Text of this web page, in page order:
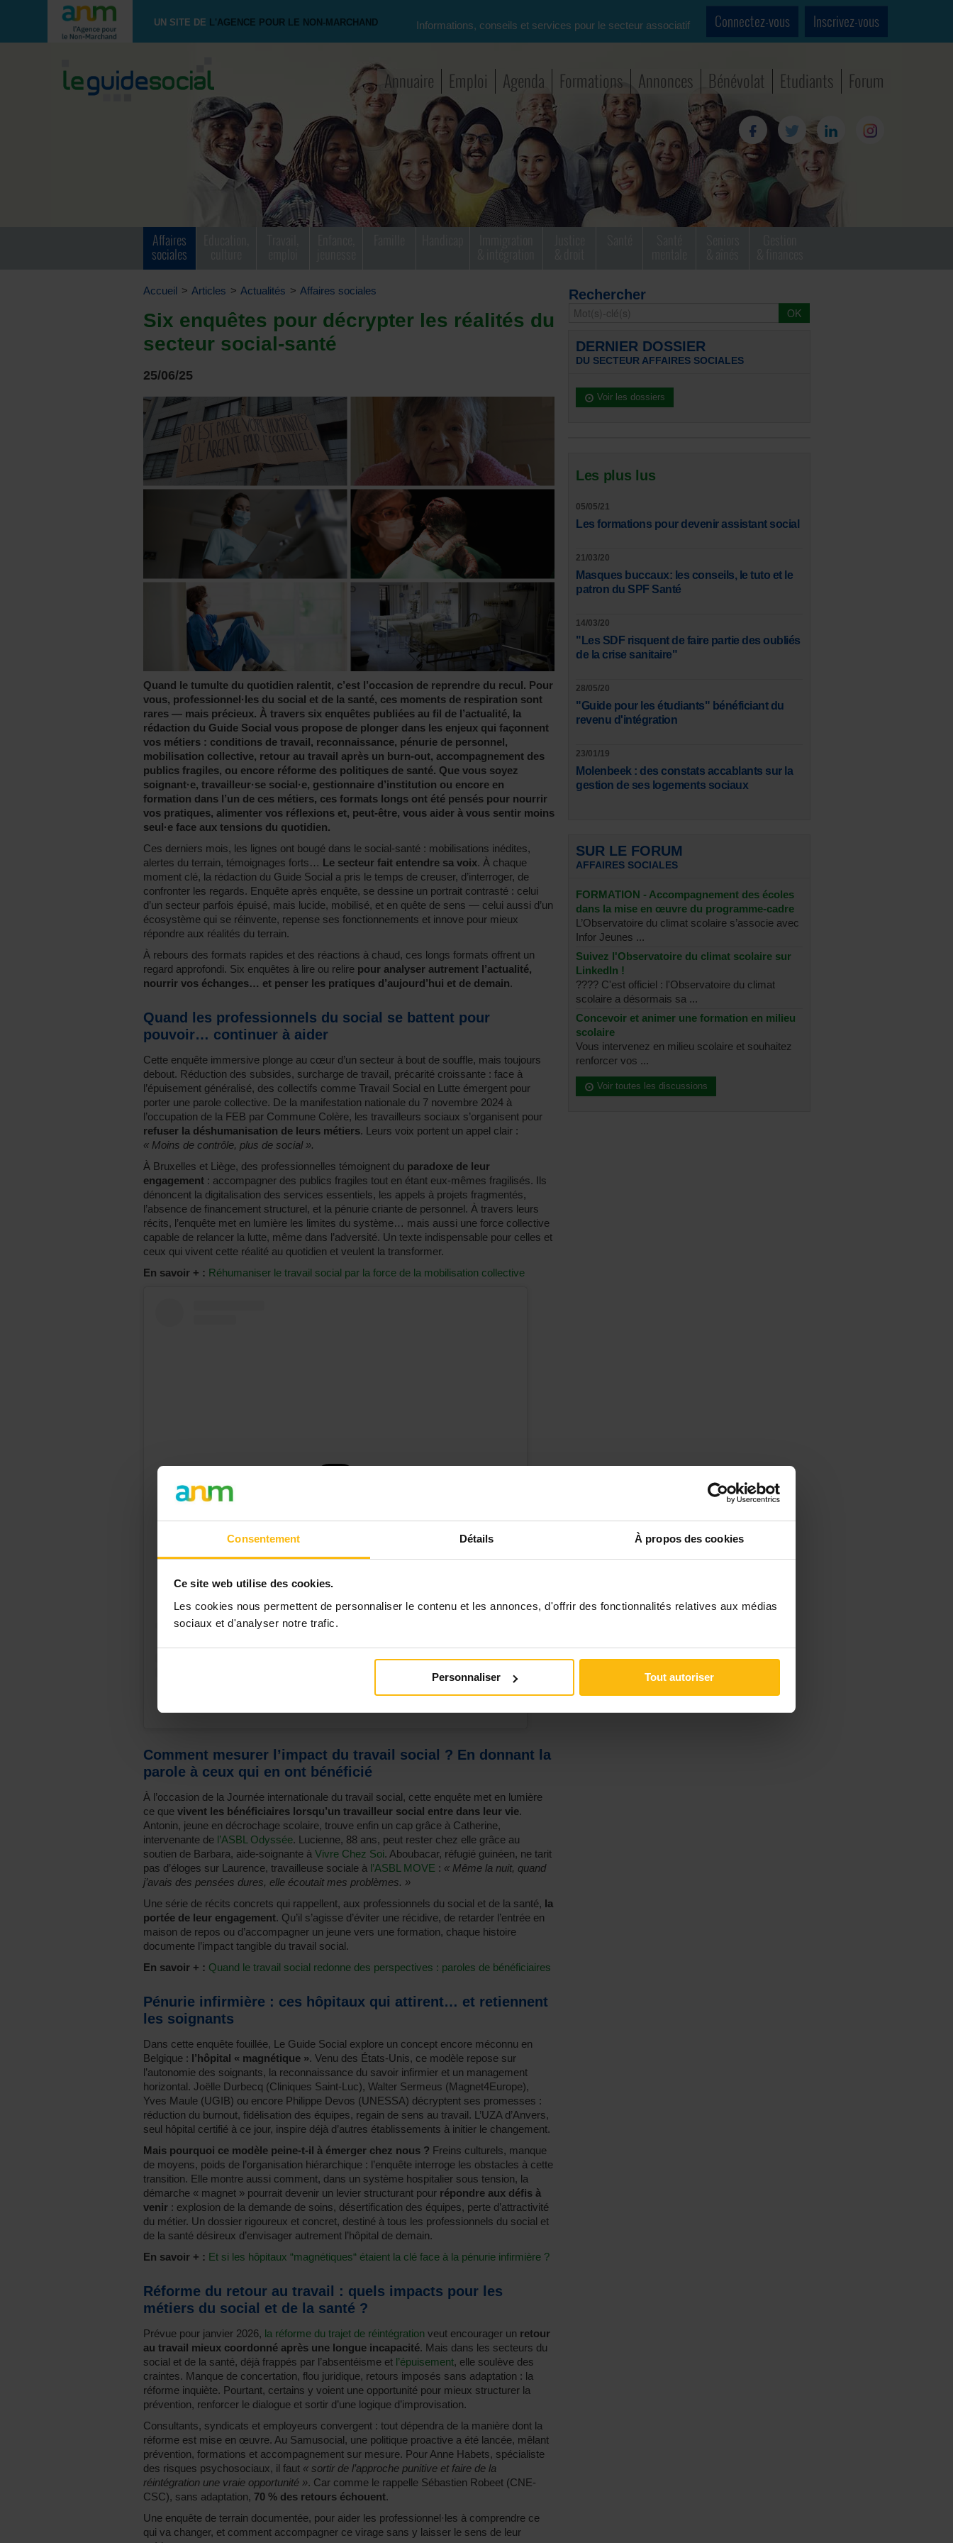
Consentement Détails À propos des cookies
Ce site web utilise des cookies.
Les cookies nous permettent de personnaliser le contenu et les annonces, d'offrir des fonctionnalités relatives aux médias
sociaux et d'analyser notre trafic.
Personnaliser Tout autoriser
UN SITE DE L'AGENCE POUR LE NON-MARCHAND Informations, conseils et services pour le secteur associatif Connectez-vous Inscrivez-vous
Annuaire Emploi Agenda Formations Annonces Bénévolat Etudiants Forum
Affaires
sociales
Accueil > Articles > Actualités > Affaires sociales
Six enquêtes pour décrypter les réalités du
secteur social-santé
25/06/25
Quand le tumulte du quotidien ralentit, c’est l’occasion de reprendre du recul. Pour
vous, professionnel·les du social et de la santé, ces moments de respiration sont
rares — mais précieux. À travers six enquêtes publiées au fil de l’actualité, la
rédaction du Guide Social vous propose de plonger dans les enjeux qui façonnent
vos métiers : conditions de travail, reconnaissance, pénurie de personnel,
mobilisation collective, retour au travail après un burn-out, accompagnement des
publics fragiles, ou encore réforme des politiques de santé. Que vous soyez
soignant·e, travailleur·se social·e, gestionnaire d’institution ou encore en
formation dans l’un de ces métiers, ces formats longs ont été pensés pour nourrir
vos pratiques, alimenter vos réflexions et, peut-être, vous aider à vous sentir moins
seul·e face aux tensions du quotidien.
Ces derniers mois, les lignes ont bougé dans le social-santé : mobilisations inédites,
alertes du terrain, témoignages forts… Le secteur fait entendre sa voix. À chaque
moment clé, la rédaction du Guide Social a pris le temps de creuser, d’interroger, de
confronter les regards. Enquête après enquête, se dessine un portrait contrasté : celui
d’un secteur parfois épuisé, mais lucide, mobilisé, et en quête de sens — celui aussi d’un
écosystème qui se réinvente, repense ses fonctionnements et innove pour mieux
répondre aux réalités du terrain.
À rebours des formats rapides et des réactions à chaud, ces longs formats offrent un
regard approfondi. Six enquêtes à lire ou relire pour analyser autrement l’actualité,
nourrir vos échanges… et penser les pratiques d’aujourd’hui et de demain.
Quand les professionnels du social se battent pour
pouvoir… continuer à aider
Cette enquête immersive plonge au cœur d’un secteur à bout de souffle, mais toujours
debout. Réduction des subsides, surcharge de travail, précarité croissante : face à
l’épuisement généralisé, des collectifs comme Travail Social en Lutte émergent pour
porter une parole collective. De la manifestation nationale du 7 novembre 2024 à
l’occupation de la FEB par Commune Colère, les travailleurs sociaux s’organisent pour
refuser la déshumanisation de leurs métiers. Leurs voix portent un appel clair :
« Moins de contrôle, plus de social ».
À Bruxelles et Liège, des professionnelles témoignent du paradoxe de leur
engagement : accompagner des publics fragiles tout en étant eux-mêmes fragilisés. Ils
dénoncent la digitalisation des services essentiels, les appels à projets fragmentés,
l’absence de financement structurel, et la pénurie criante de personnel. À travers leurs
récits, l’enquête met en lumière les limites du système… mais aussi une force collective
capable de relancer la lutte, même dans l’adversité. Un texte indispensable pour celles et
ceux qui vivent cette réalité au quotidien et veulent la transformer.
En savoir + : Réhumaniser le travail social par la force de la mobilisation collective
Voir cette publication sur Instagram
Comment mesurer l’impact du travail social ? En donnant la
parole à ceux qui en ont bénéficié
À l’occasion de la Journée internationale du travail social, cette enquête met en lumière
ce que vivent les bénéficiaires lorsqu’un travailleur social entre dans leur vie.
Antonin, jeune en décrochage scolaire, trouve enfin un cap grâce à Catherine,
intervenante de l’ASBL Odyssée. Lucienne, 88 ans, peut rester chez elle grâce au
soutien de Barbara, aide-soignante à Vivre Chez Soi. Aboubacar, réfugié guinéen, ne tarit
pas d’éloges sur Laurence, travailleuse sociale à l’ASBL MOVE : « Même la nuit, quand
j’avais des pensées dures, elle écoutait mes problèmes. »
Une série de récits concrets qui rappellent, aux professionnels du social et de la santé, la
portée de leur engagement. Qu’il s’agisse d’éviter une récidive, de retarder l’entrée en
maison de repos ou d’accompagner un jeune vers une formation, chaque histoire
documente l’impact tangible du travail social.
En savoir + : Quand le travail social redonne des perspectives : paroles de bénéficiaires
Pénurie infirmière : ces hôpitaux qui attirent… et retiennent
les soignants
Dans cette enquête fouillée, Le Guide Social explore un concept encore méconnu en
Belgique : l’hôpital « magnétique ». Venu des États-Unis, ce modèle repose sur
l’autonomie des soignants, la reconnaissance du savoir infirmier et un management
horizontal. Joëlle Durbecq (Cliniques Saint-Luc), Walter Sermeus (Magnet4Europe),
Yves Maule (UGIB) ou encore Philippe Devos (UNESSA) décryptent ses promesses :
réduction du burnout, fidélisation des équipes, regain de sens au travail. L’UZA d’Anvers,
seul hôpital certifié à ce jour, inspire déjà d’autres établissements à initier le changement.
Mais pourquoi ce modèle peine-t-il à émerger chez nous ? Freins culturels, manque
de moyens, poids de l’organisation hiérarchique : l’enquête interroge les obstacles à cette
transition. Elle montre aussi comment, dans un système hospitalier sous tension, la
démarche « magnet » pourrait devenir un levier structurant pour répondre aux défis à
venir : explosion de la demande de soins, désertification des équipes, perte d’attractivité
du métier. Un dossier rigoureux et concret, destiné à tous les professionnels du social et
de la santé désireux d’envisager autrement l’hôpital de demain.
En savoir + : Et si les hôpitaux “magnétiques“ étaient la clé face à la pénurie infirmière ?
Réforme du retour au travail : quels impacts pour les
métiers du social et de la santé ?
Prévue pour janvier 2026, la réforme du trajet de réintégration veut encourager un retour
au travail mieux coordonné après une longue incapacité. Mais dans les secteurs du
social et de la santé, déjà frappés par l’absentéisme et l’épuisement, elle soulève des
craintes. Manque de concertation, flou juridique, retours imposés sans adaptation : la
réforme inquiète. Pourtant, certains y voient une opportunité pour mieux structurer la
prévention, renforcer le dialogue et sortir d’une logique d’improvisation.
Consultants, syndicats et employeurs convergent : tout dépendra de la manière dont la
réforme est mise en œuvre. Au Samusocial, une politique proactive a été lancée, mêlant
prévention, formations et accompagnement sur mesure. Pour Anne Habets, spécialiste
des risques psychosociaux, il faut « sortir de l’approche punitive et faire de la
réintégration une vraie opportunité ». Car comme le rappelle Sébastien Robeet (CNE-
CSC), sans adaptation, 70 % des retours échouent.
Une enquête de terrain documentée, pour aider les professionnel·les à comprendre ce
qui va changer, et comment accompagner ce virage sans y laisser le sens de leur
Rechercher
DERNIER DOSSIER
DU SECTEUR AFFAIRES SOCIALES
Voir les dossiers
Les plus lus
05/05/21
Les formations pour devenir assistant social
21/03/20
Masques buccaux: les conseils, le tuto et le
patron du SPF Santé
14/03/20
"Les SDF risquent de faire partie des oubliés
de la crise sanitaire"
28/05/20
"Guide pour les étudiants" bénéficiant du
revenu d'intégration
23/01/19
Molenbeek : des constats accablants sur la
gestion de ses logements sociaux
SUR LE FORUM
AFFAIRES SOCIALES
FORMATION - Accompagnement des écoles
dans la mise en œuvre du programme-cadre
L’Observatoire du climat scolaire s’associe avec
Infor Jeunes ...
Suivez l'Observatoire du climat scolaire sur
LinkedIn !
???? C'est officiel : l'Observatoire du climat
scolaire a désormais sa ...
Concevoir et animer une formation en milieu
scolaire
Vous intervenez en milieu scolaire et souhaitez
renforcer vos ...
Voir toutes les discussions